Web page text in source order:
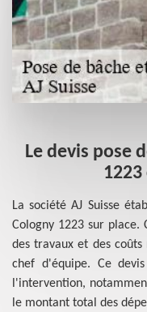
Le devis pose
1223
La société AJ Suisse
Cologny 1223 sur
des travaux et des
chef d'équipe. Ce
l'intervention,
le montant total des